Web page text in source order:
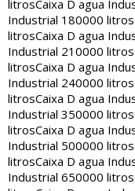
litrosCaixa D agua
Industrial 180000 litros
litrosCaixa D agua
Industrial 210000 litros
litrosCaixa D agua
Industrial 240000 litros
litrosCaixa D agua
Industrial 350000 litros
litrosCaixa D agua
Industrial 500000 litros
litrosCaixa D agua
Industrial 650000 litros